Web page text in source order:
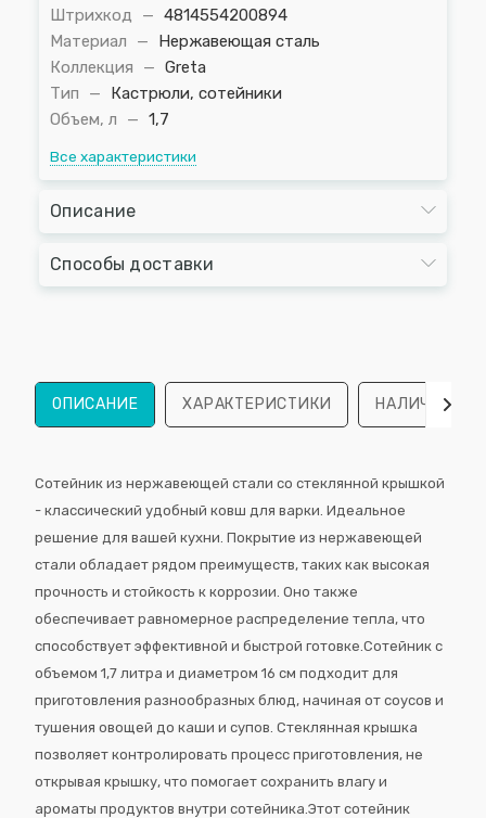
Штрихкод
— 4814554200894
Материал
—
Нержавеющая сталь
Коллекция
— Greta
Тип
—
Кастрюли, сотейники
Объем, л
— 1,7
Все характеристики
Описание
Способы доставки
ОПИСАНИЕ ХАРАКТЕРИСТИКИ НАЛИЧИЕ
Сотейник из нержавеющей стали со стеклянной крышкой
- классический удобный ковш для варки. Идеальное
решение для вашей кухни. Покрытие из нержавеющей
стали обладает рядом преимуществ, таких как высокая
прочность и стойкость к коррозии. Оно также
обеспечивает равномерное распределение тепла, что
способствует эффективной и быстрой готовке.Сотейник с
объемом 1,7 литра и диаметром 16 см подходит для
приготовления разнообразных блюд, начиная от соусов и
тушения овощей до каши и супов. Стеклянная крышка
позволяет контролировать процесс приготовления, не
открывая крышку, что помогает сохранить влагу и
ароматы продуктов внутри сотейника.Этот сотейник